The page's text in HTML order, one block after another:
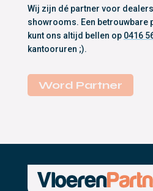
Wij zijn dé partner voor
showrooms. Een betrouwbare
kunt ons altijd bellen op 0416
kantooruren ;).
Word Partner